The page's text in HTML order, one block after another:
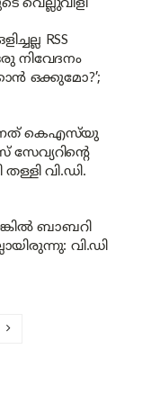
വെല്ലുവിളി
RSS
നിവേദനം
ഒക്കുമോ?’;
കെഎസ്‌യു
സേവ്യറിന്റെ
വി.ഡി.
ബാബറി
വി.ഡി